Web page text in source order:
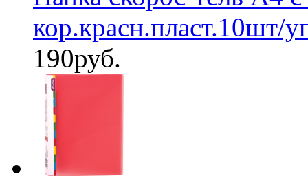
кор.красн.пласт.10шт/
190руб.